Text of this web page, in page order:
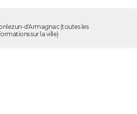
d'Armagnac(toutes les
sur la ville)